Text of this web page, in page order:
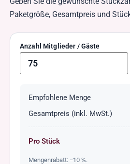
Paketgröße, Gesamtpreis und
Anzahl Mitglieder / Gäste
Empfohlene Menge
Gesamtpreis (inkl. MwSt.)
Pro Stück
Mengenrabatt: −10 %.